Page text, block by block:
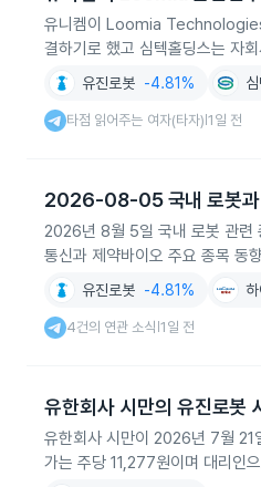
유니켐이 Loomia Technologies
결하기로 했고 심텍홀딩스는 자
유진로봇 -4.81%
타점 읽어주는 여자(타자) |1일 전
2026-08-05 국내 로봇과
2026년 8월 5일 국내 로봇 관련
통신과 제약바이오 주요 종목 동
유진로봇 -4.81%
4건의 연관 소식 1일 전
유한회사 시만의 유진로봇
유한회사 시만이 2026년 7월
가는 주당 11,277원이며 대리인